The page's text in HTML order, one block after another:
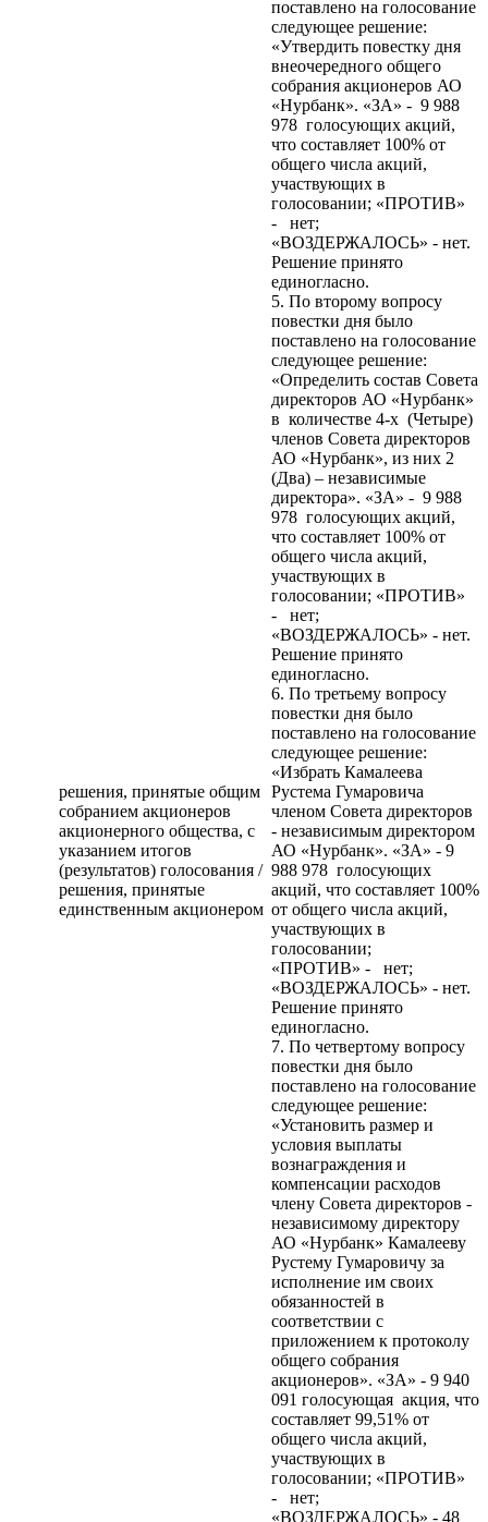
решения, принятые общим
собранием акционеров
акционерного общества, с
указанием итогов
(результатов) голосования /
решения, принятые
единственным акционером
поставлено на голосование
следующее решение:
«Утвердить повестку дня
внеочередного общего
собрания акционеров АО
«Нурбанк». «ЗА» - 9 988
978 голосующих акций,
что составляет 100% от
общего числа акций,
участвующих в
голосовании; «ПРОТИВ»
- нет;
«ВОЗДЕРЖАЛОСЬ» - нет.
Решение принято
единогласно.
5. По второму вопросу
повестки дня было
поставлено на голосование
следующее решение:
«Определить состав Совета
директоров АО «Нурбанк»
в количестве 4-х (Четыре)
членов Совета директоров
АО «Нурбанк», из них 2
(Два) – независимые
директора». «ЗА» - 9 988
978 голосующих акций,
что составляет 100% от
общего числа акций,
участвующих в
голосовании; «ПРОТИВ»
- нет;
«ВОЗДЕРЖАЛОСЬ» - нет.
Решение принято
единогласно.
6. По третьему вопросу
повестки дня было
поставлено на голосование
следующее решение:
«Избрать Камалеева
Рустема Гумаровича
членом Совета директоров
- независимым директором
АО «Нурбанк». «ЗА» - 9
988 978 голосующих
акций, что составляет 100%
от общего числа акций,
участвующих в
голосовании;
«ПРОТИВ» - нет;
«ВОЗДЕРЖАЛОСЬ» - нет.
Решение принято
единогласно.
7. По четвертому вопросу
повестки дня было
поставлено на голосование
следующее решение:
«Установить размер и
условия выплаты
вознаграждения и
компенсации расходов
члену Совета директоров -
независимому директору
АО «Нурбанк» Камалееву
Рустему Гумаровичу за
исполнение им своих
обязанностей в
соответствии с
приложением к протоколу
общего собрания
акционеров». «ЗА» - 9 940
091 голосующая акция, что
составляет 99,51% от
общего числа акций,
участвующих в
голосовании; «ПРОТИВ»
- нет;
«ВОЗДЕРЖАЛОСЬ» - 48